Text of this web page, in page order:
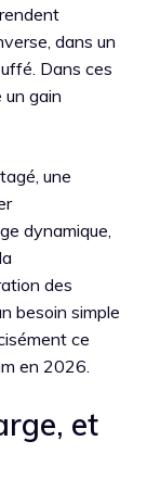
dans un
Dans ces
gain
une
dynamique,
des
besoin simple
ce
en 2026.
et